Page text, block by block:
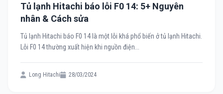
Tủ lạnh Hitachi báo lỗi F0 14: 5+ Nguyên
nhân & Cách sửa
Tủ lạnh Hitachi báo F0 14 là một lỗi khá phổ biến ở tủ lạnh Hitachi.
Lỗi F0 14 thường xuất hiện khi nguồn điện...
Long Hitachi 28/03/2024